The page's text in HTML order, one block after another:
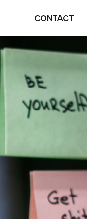
CONTACT